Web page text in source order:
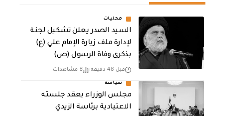
محليات
السيد الصدر يعلن تشكيل لجنة
لإدارة ملف زيارة الإمام علي (ع)
بذكرى وفاة الرسول (ص)
قبل 48 دقيقة 8 مشاهدات
سياسة
مجلس الوزراء يعقد جلسته
الاعتيادية برئاسة الزيدي